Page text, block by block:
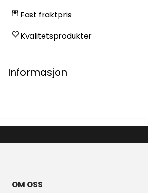
Fast fraktpris
Kvalitetsprodukter
Informasjon
OM OSS